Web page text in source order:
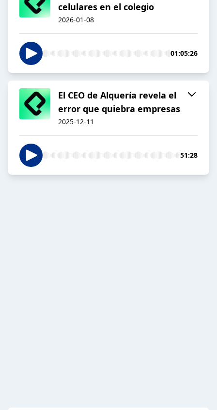
celulares en el colegio
2026-01-08
01:05:26
El CEO de Alquería revela el
error que quiebra empresas
2025-12-11
51:28